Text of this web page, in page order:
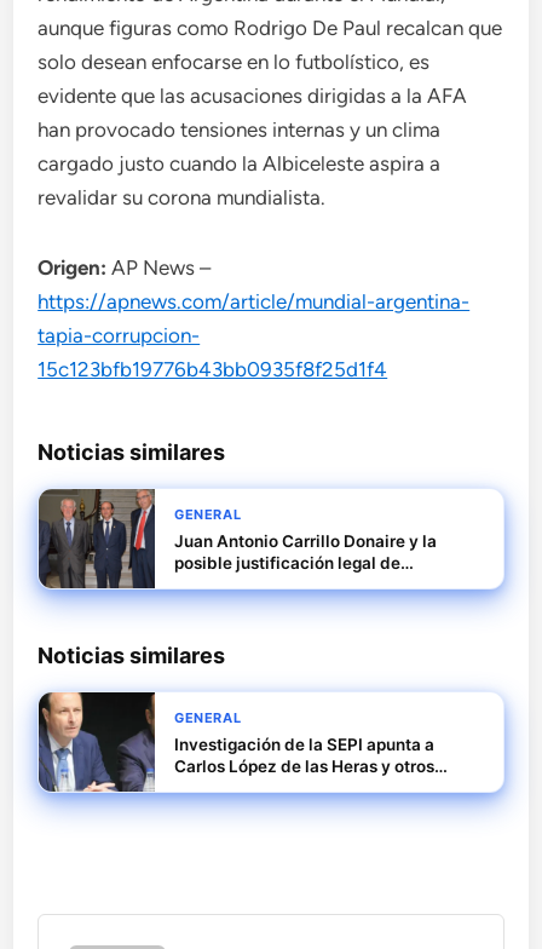
aunque figuras como Rodrigo De Paul recalcan que
solo desean enfocarse en lo futbolístico, es
evidente que las acusaciones dirigidas a la AFA
han provocado tensiones internas y un clima
cargado justo cuando la Albiceleste aspira a
revalidar su corona mundialista.
Origen: AP News –
https://apnews.com/article/mundial-argentina-
tapia-corrupcion-
15c123bfb19776b43bb0935f8f25d1f4
Noticias similares
GENERAL
Juan Antonio Carrillo Donaire y la
posible justificación legal de
decisiones cuestionadas en el caso
Leire
Noticias similares
GENERAL
Investigación de la SEPI apunta a
Carlos López de las Heras y otros
directivos de Tubos Reunidos